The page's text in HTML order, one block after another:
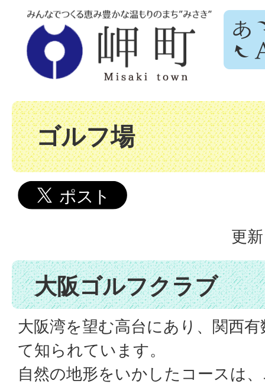
ゴルフ場
更
大阪ゴルフクラブ
大阪湾を望む高台にあり、関西
て知られています。
自然の地形をいかしたコースは